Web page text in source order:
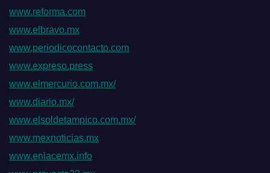
www.reforma.com
www.elbravo.mx
www.periodicocontacto.com
www.expreso.press
www.elmercurio.com.mx/
www.diario.mx/
www.elsoldetampico.com.mx/
www.mexnoticias.mx
www.enlacemx.info